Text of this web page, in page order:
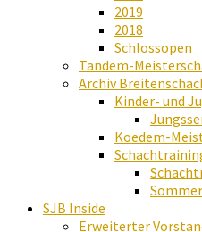
2019
2018
Schlossopen
Tandem-
Archiv
Kinder- und
Koedem-
SJB Inside
Erweiterter